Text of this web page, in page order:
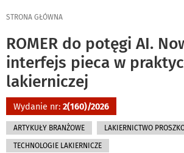
STRONA GŁÓWNA
ROMER do potęgi AI.
interfejs pieca w
lakierniczej
Wydanie nr: 2(160)/2026
ARTYKUŁY BRANŻOWE LAKIERNICTWO
TECHNOLOGIE LAKIERNICZE